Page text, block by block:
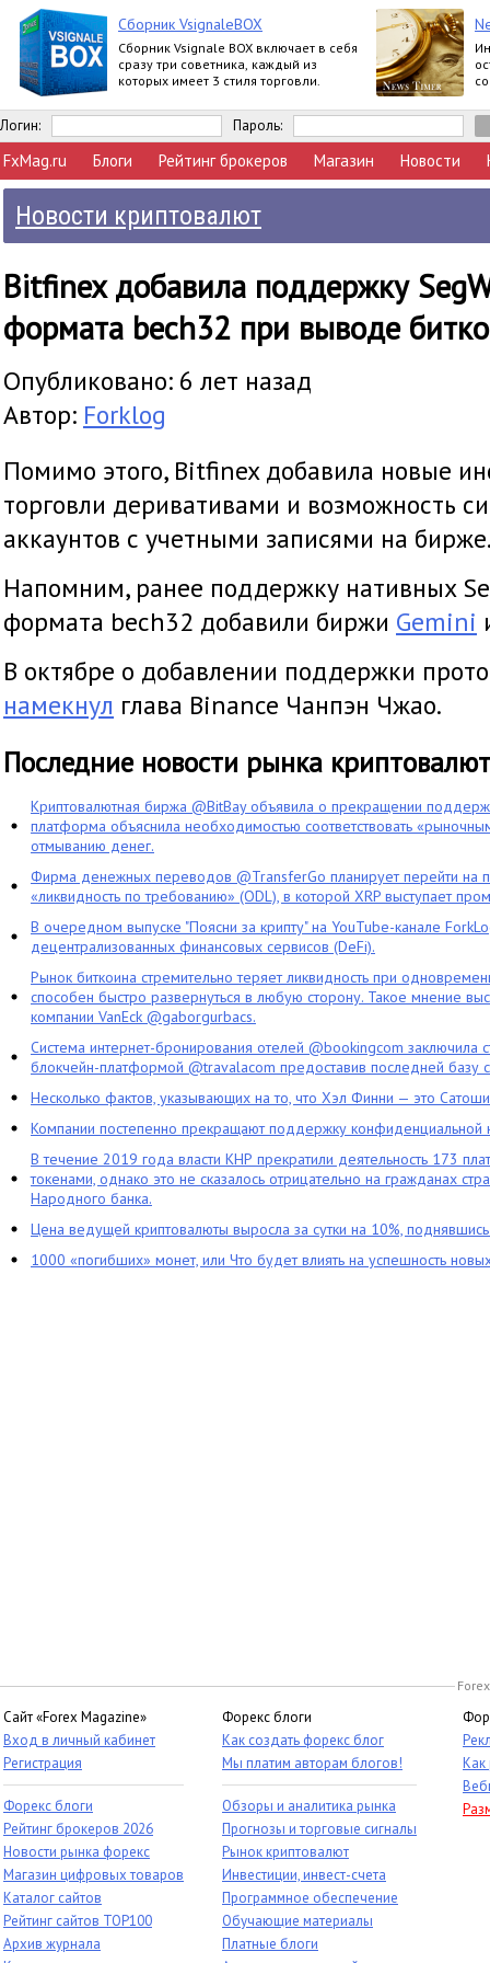
Сборник VsignaleBOX
Сборник Vsignale BOX включает в себя
сразу три советника, каждый из
которых имеет 3 стиля торговли.
Логин: Пароль:
FxMag.ru Блоги Рейтинг брокеров Магазин Новости
Новости криптовалют
Bitfinex добавила поддержку
формата bech32 при выводе
Опубликовано: 6 лет назад
Автор: Forklog
Помимо этого, Bitfinex добавила новые
торговли деривативами и возможность
аккаунтов с учетными записями на
Напомним, ранее поддержку нативных
формата bech32 добавили биржи Gemini
В октябре о добавлении поддержки
намекнул глава Binance Чанпэн Чжао.
Последние новости рынка криптовалют
Криптовалютная биржа @BitBay объявила о прекращении
платформа объяснила необходимостью соответствовать
отмыванию денег.
Фирма денежных переводов @TransferGo планирует перейти на
«ликвидность по требованию» (ODL), в которой XRP выступает
В очередном выпуске "Поясни за крипту" на YouTube-канале
децентрализованных финансовых сервисов (DeFi).
Рынок биткоина стремительно теряет ликвидность при
способен быстро развернуться в любую сторону. Такое мнение
компании VanEck @gaborgurbacs.
Система интернет-бронирования отелей @bookingcom заключила
блокчейн-платформой @travalacom предоставив последней базу
Несколько фактов, указывающих на то, что Хэл Финни — это
Компании постепенно прекращают поддержку конфиденциальной
В течение 2019 года власти КНР прекратили деятельность 173
токенами, однако это не сказалось отрицательно на гражданах
Народного банка.
Цена ведущей криптовалюты выросла за сутки на 10%,
1000 «погибших» монет, или Что будет влиять на успешность
Сайт «Forex Magazine»
Вход в личный кабинет
Регистрация
Форекс блоги
Рейтинг брокеров 2026
Новости рынка форекс
Магазин цифровых товаров
Каталог сайтов
Рейтинг сайтов TOP100
Архив журнала
Форекс блоги
Как создать форекс блог
Мы платим авторам блогов!
Обзоры и аналитика рынка
Прогнозы и торговые сигналы
Рынок криптовалют
Инвестиции, инвест-счета
Программное обеспечение
Обучающие материалы
Платные блоги
Как